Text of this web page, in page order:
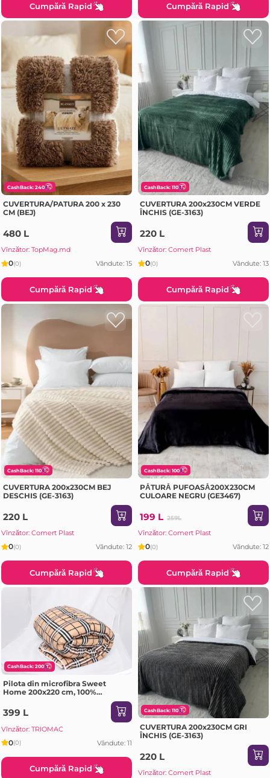
Cumpără Rapid Cumpără Rapid
CashBack: 240
CUVERTURA/PATURA 200 x 230
CM (BEJ)
480 L
Vînzător: TopMag.md
0(0) Vândute: 15
Cumpără Rapid
CashBack: 110
CUVERTURA 200x230CM VERDE
ÎNCHIS (GE-3163)
220 L
Vînzător: Comert Plast
0(0) Vândute: 13
Cumpără Rapid
CashBack: 110
CUVERTURA 200x230CM BEJ
DESCHIS (GE-3163)
220 L
Vînzător: Comert Plast
0(0) Vândute: 12
Cumpără Rapid
CashBack: 100
PĂTURĂ PUFOASĂ200X230CM
CULOARE NEGRU (GE3467)
199 L 259L
Vînzător: Comert Plast
0(0) Vândute: 12
Cumpără Rapid
CashBack: 200
Pilota din microfibra Sweet
Home 200x220 cm, 100%
399 L
Vînzător: TRIOMAC
0(0) Vândute: 11
Cumpără Rapid
CashBack: 110
CUVERTURA 200x230CM GRI
ÎNCHIS (GE-3163)
220 L
Vînzător: Comert Plast